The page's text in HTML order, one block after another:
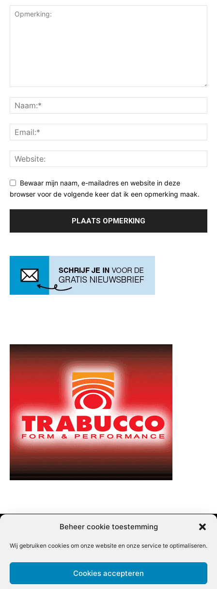
Beheer cookie toestemming
Wij gebruiken cookies om onze website en onze service te optimaliseren.
Cookies accepteren
Bewaar mijn naam, e-mailadres en website in deze
browser voor de volgende keer dat ik een opmerking maak.
Nieuwsbrief inschrijven | Partner content